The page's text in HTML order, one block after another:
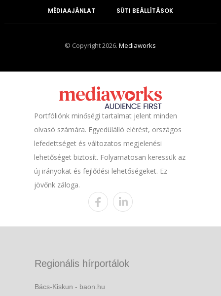
MÉDIAAJÁNLAT SÜTI BEÁLLÍTÁSOK
© Copyright 2026.Mediaworks
Portfóliónk minőségi tartalmat jelent minden
olvasó számára. Egyedülálló elérést, országos
lefedettséget és változatos megjelenési
lehetőséget biztosít. Folyamatosan keressük az
új irányokat és fejlődési lehetőségeket. Ez
jövőnk záloga.
Regionális hírportálok
Bács-Kiskun - baon.hu